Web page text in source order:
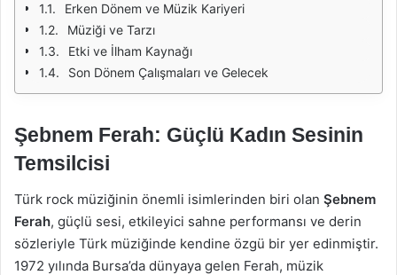
Erken Dönem ve Müzik Kariyeri
Müziği ve Tarzı
Etki ve İlham Kaynağı
Son Dönem Çalışmaları ve Gelecek
Şebnem Ferah: Güçlü Kadın Sesinin
Temsilcisi
Türk rock müziğinin önemli isimlerinden biri olan Şebnem
Ferah, güçlü sesi, etkileyici sahne performansı ve derin
sözleriyle Türk müziğinde kendine özgü bir yer edinmiştir.
1972 yılında Bursa’da dünyaya gelen Ferah, müzik